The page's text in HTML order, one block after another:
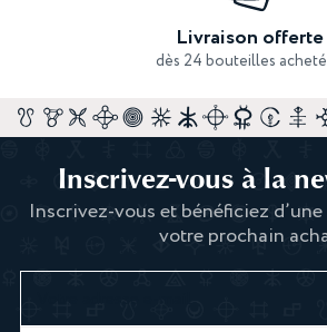
Livraison offerte
dès 24 bouteilles
Inscrivez-vous à la
Inscrivez-vous et bénéficiez
votre prochain